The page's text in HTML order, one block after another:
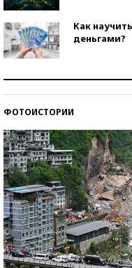
Как
деньгами?
ФОТОИСТОРИИ